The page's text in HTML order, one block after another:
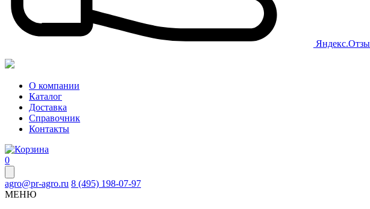
О компании
Каталог
Доставка
Справочник
Контакты
0
agro@pr-agro.ru 8 (495) 198-07-97
МЕНЮ